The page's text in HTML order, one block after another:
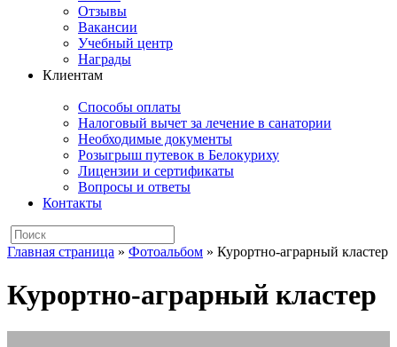
Отзывы
Вакансии
Учебный центр
Награды
Клиентам
Способы оплаты
Налоговый вычет за лечение в санатории
Необходимые документы
Розыгрыш путевок в Белокуриху
Лицензии и сертификаты
Вопросы и ответы
Контакты
Главная страница » Фотоальбом » Курортно-аграрный кластер
Курортно-аграрный кластер